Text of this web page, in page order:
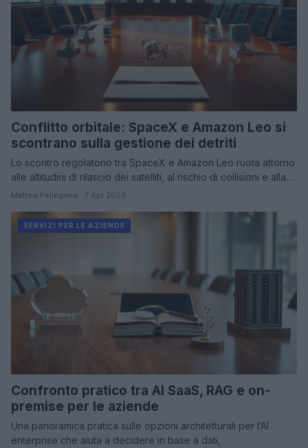
Conflitto orbitale: SpaceX e Amazon Leo si
scontrano sulla gestione dei detriti
Lo scontro regolatorio tra SpaceX e Amazon Leo ruota attorno
alle altitudini di rilascio dei satelliti, al rischio di collisioni e alla…
Matteo Pellegrino · 7 Apr 2026
SERVIZI PER LE AZIENDE
Confronto pratico tra AI SaaS, RAG e on-
premise per le aziende
Una panoramica pratica sulle opzioni architetturali per l’AI
enterprise che aiuta a decidere in base a dati,